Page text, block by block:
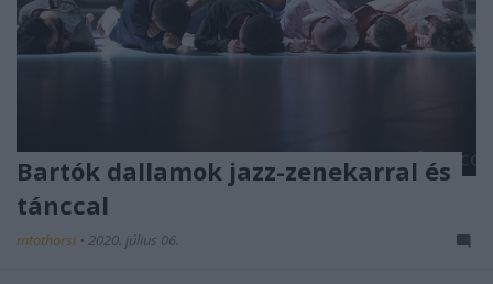
Bartók dallamok jazz-zenekarral és
tánccal
mtothorsi • 2020. július 06.